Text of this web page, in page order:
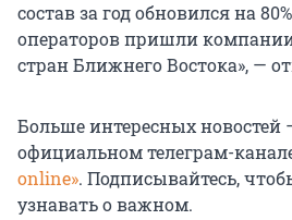
состав за год обновился на
операторов пришли
стран Ближнего Востока», —
Больше интересных
официальном телеграм-
online». Подписывайтесь,
узнавать о важном.